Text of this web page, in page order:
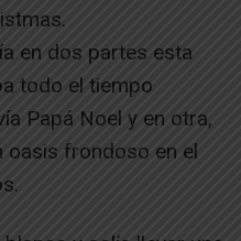
en dos partes esta
todo el tiempo
Papá Noel y en otra,
oasis frondoso en el